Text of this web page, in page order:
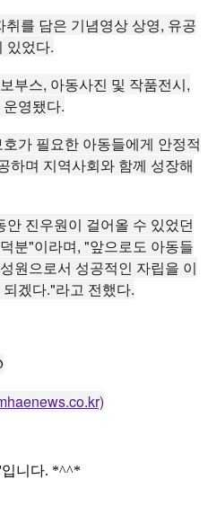
를 담은 기념영상 상영, 유공
있었다.
부스, 아동사진 및 작품전시,
영됐다.
가 필요한 아동들에게 안정적
하며 지역사회와 함께 성장해
진우원이 걸어올 수 있었던
분"이라며, "앞으로도 아동들
원으로서 성공적인 자립을 이
겠다."라고 전했다.
입니다. *^^*